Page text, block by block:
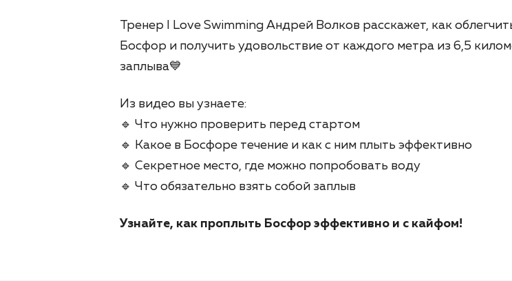
Тренер I Love Swimming Андрей Волков расскажет, как
Босфор и получить удовольствие от каждого метра из 6,5
заплыва💙
Из видео вы узнаете:
🔹 Что нужно проверить перед стартом
🔹 Какое в Босфоре течение и как с ним плыть эффективно
🔹 Секретное место, где можно попробовать воду
🔹 Что обязательно взять собой заплыв
Узнайте, как проплыть Босфор эффективно и с кайфом!